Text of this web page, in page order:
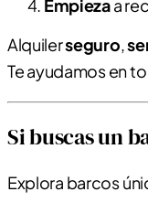
Empiezaa
Alquilerseguro,
Te ayudamos en
Si buscas un
Explora barcos